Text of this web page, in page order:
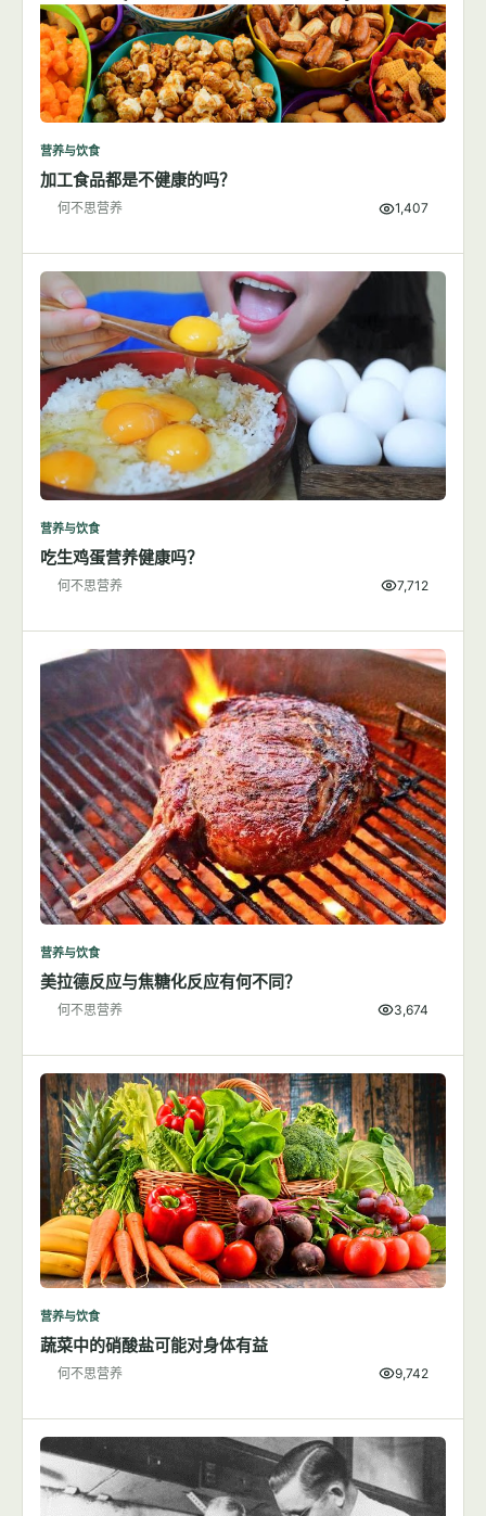
营养与饮食
加工食品都是不健康的吗？
何不思营养 1,407
营养与饮食
吃生鸡蛋营养健康吗？
何不思营养 7,712
营养与饮食
美拉德反应与焦糖化反应有何不同？
何不思营养 3,674
营养与饮食
蔬菜中的硝酸盐可能对身体有益
何不思营养 9,742